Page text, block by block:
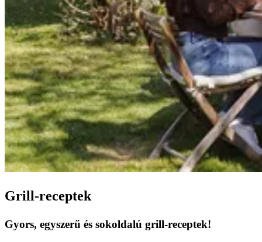
Grill-receptek
Gyors, egyszerű és sokoldalú grill-receptek!